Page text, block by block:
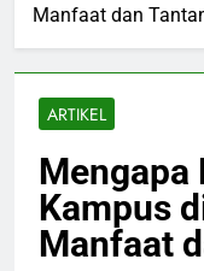
Manfaat dan
ARTIKEL
Mengapa
Kampus
Manfaat